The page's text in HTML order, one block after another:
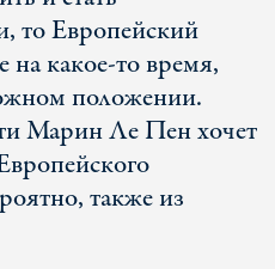
то Европейский
на какое-то время,
положении.
Марин Ле Пен хочет
также из